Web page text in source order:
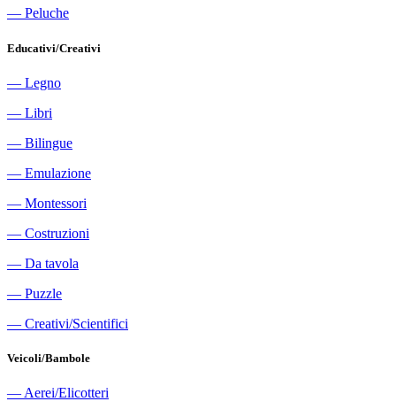
― Peluche
Educativi/Creativi
― Legno
― Libri
― Bilingue
― Emulazione
― Montessori
― Costruzioni
― Da tavola
― Puzzle
― Creativi/Scientifici
Veicoli/Bambole
― Aerei/Elicotteri